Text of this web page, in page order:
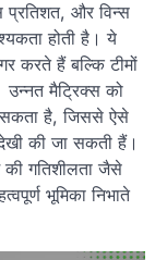
प्रतिशत, और विन्स
होती है। ये
करते हैं बल्कि टीमों
उन्नत मैट्रिक्स को
है, जिससे ऐसे
की जा सकती हैं।
गतिशीलता जैसे
भूमिका निभाते